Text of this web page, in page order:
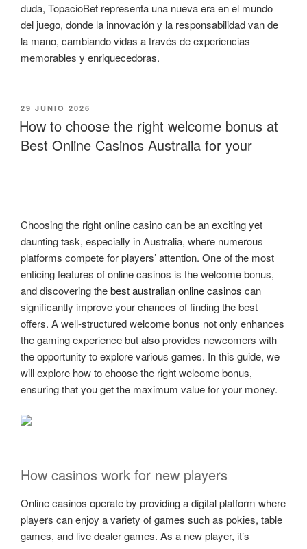
duda, TopacioBet representa una nueva era en el mundo
del juego, donde la innovación y la responsabilidad van de
la mano, cambiando vidas a través de experiencias
memorables y enriquecedoras.
PUBLICADO
EL
29 JUNIO 2026
How to choose the right welcome bonus at
Best Online Casinos Australia for your
Choosing the right online casino can be an exciting yet
daunting task, especially in Australia, where numerous
platforms compete for players’ attention. One of the most
enticing features of online casinos is the welcome bonus,
and discovering thebest australian online casinos can
significantly improve your chances of finding the best
offers. A well-structured welcome bonus not only enhances
the gaming experience but also provides newcomers with
the opportunity to explore various games. In this guide, we
will explore how to choose the right welcome bonus,
ensuring that you get the maximum value for your money.
How casinos work for new players
Online casinos operate by providing a digital platform where
players can enjoy a variety of games such as pokies, table
games, and live dealer games. As a new player, it’s